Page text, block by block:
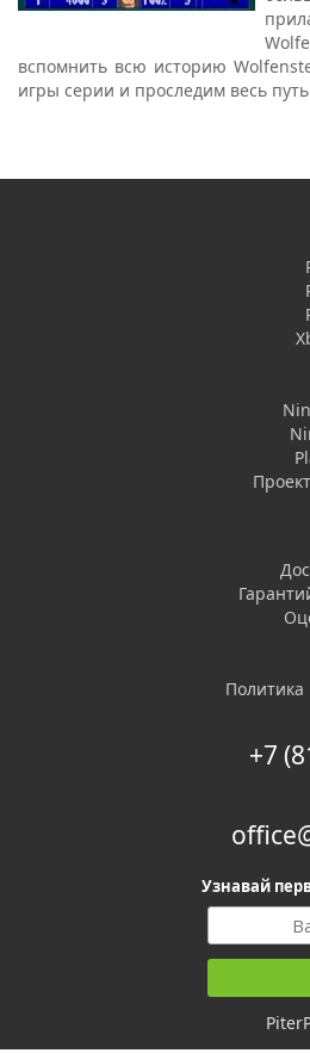
вспомнить всю историю
игры серии и проследим весь
+7
Узнавай